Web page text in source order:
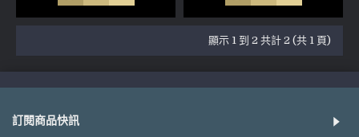
顯示 1 到 2 共計 2 (共 1 頁)
訂閱商品快訊